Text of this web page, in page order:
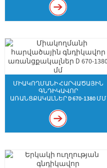
ՄԻԱԿՈՂՄԱՆԻ ՀԱՐՎԱԾԱՅԻՆ
ԳՆԴԻԿԱՎՈՐ
ԱՌԱՆՑՔԱԿԱԼՆԵՐ D 670-1380 ՄՄ